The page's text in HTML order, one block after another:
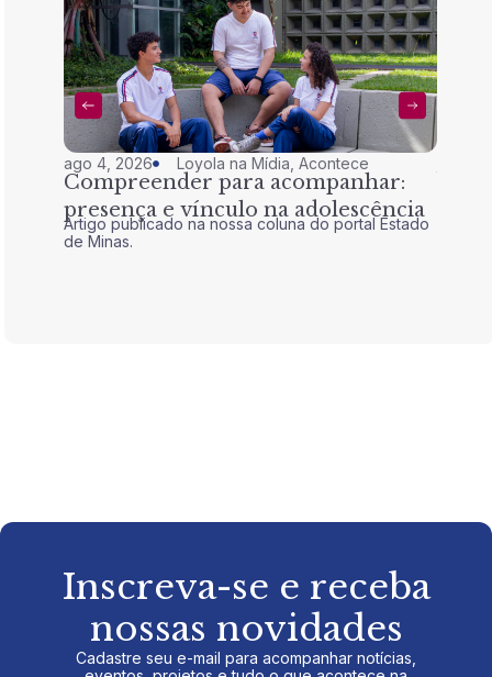
ago 4, 2026 Loyola na Mídia ,Acontece
Compreender para acompanhar:
presença e vínculo na adolescência
Artigo publicado na nossa coluna do portal Estado
de Minas.
Inscreva-se e receba
nossas novidades
Cadastre seu e-mail para acompanhar notícias,